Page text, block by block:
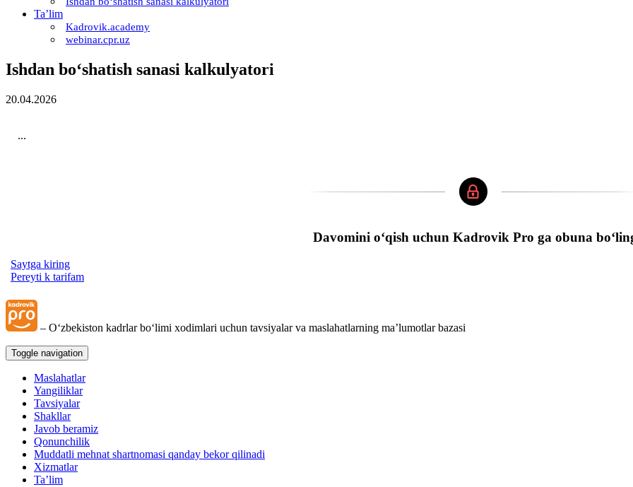
Ta’lim
Kadrovik.academy
webinar.cpr.uz
Ishdan boʻshatish sanasi kalkulyatori
20.04.2026
...
Davomini oʻqish uchun Kadrovik Pro ga obuna
Saytga kiring
Pereyti k tarifam
– Oʻzbekiston kadrlar boʻlimi хodimlari uchun tavsiyalar va maslahatlarning ma’lumotlar bazasi
Toggle navigation
Maslahatlar
Yangiliklar
Tavsiyalar
Shakllar
Javob beramiz
Qonunchilik
Muddatli mehnat shartnomasi qanday bekor qilinadi
Xizmatlar
Ta’lim